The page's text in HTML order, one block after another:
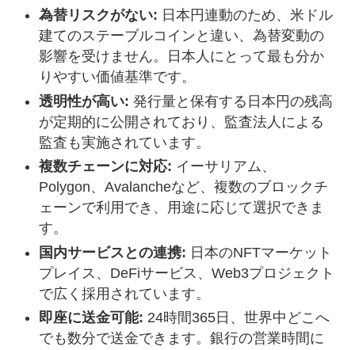
為替リスクがない: 日本円連動のため、米ドル
建てのステーブルコインと違い、為替変動の
影響を受けません。日本人にとって最も分か
りやすい価値基準です。
透明性が高い: 発行量と保有する日本円の残高
が定期的に公開されており、監査法人による
監査も実施されています。
複数チェーンに対応: イーサリアム、
Polygon、Avalancheなど、複数のブロックチ
ェーンで利用でき、用途に応じて選択できま
す。
国内サービスとの連携: 日本のNFTマーケット
プレイス、DeFiサービス、Web3プロジェクト
で広く採用されています。
即座に送金可能: 24時間365日、世界中どこへ
でも数分で送金できます。銀行の営業時間に